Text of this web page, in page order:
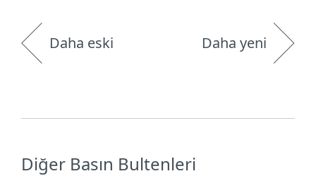
Daha eski Daha yeni
Diğer Basın Bultenleri